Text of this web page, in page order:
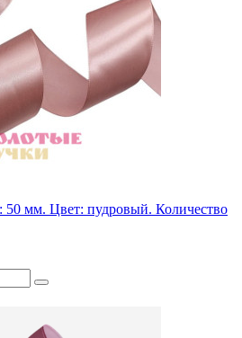
50 мм. Цвет: пудровый. Количество